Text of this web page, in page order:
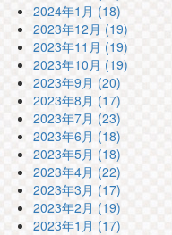
2024年1月 (18)
2023年12月 (19)
2023年11月 (19)
2023年10月 (19)
2023年9月 (20)
2023年8月 (17)
2023年7月 (23)
2023年6月 (18)
2023年5月 (18)
2023年4月 (22)
2023年3月 (17)
2023年2月 (19)
2023年1月 (17)